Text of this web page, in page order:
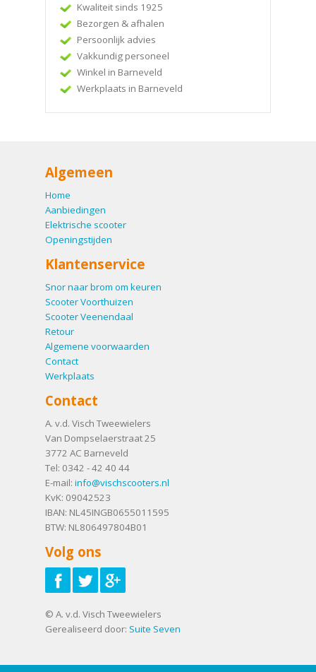
Kwaliteit sinds 1925
Bezorgen & afhalen
Persoonlijk advies
Vakkundig personeel
Winkel in Barneveld
Werkplaats in Barneveld
Algemeen
Home
Aanbiedingen
Elektrische scooter
Openingstijden
Klantenservice
Snor naar brom om keuren
Scooter Voorthuizen
Scooter Veenendaal
Retour
Algemene voorwaarden
Contact
Werkplaats
Contact
A. v.d. Visch Tweewielers
Van Dompselaerstraat 25
3772 AC Barneveld
Tel: 0342 - 42 40 44
E-mail: info@vischscooters.nl
KvK: 09042523
IBAN: NL45INGB0655011595
BTW: NL806497804B01
Volg ons
© A. v.d. Visch Tweewielers
Gerealiseerd door: Suite Seven